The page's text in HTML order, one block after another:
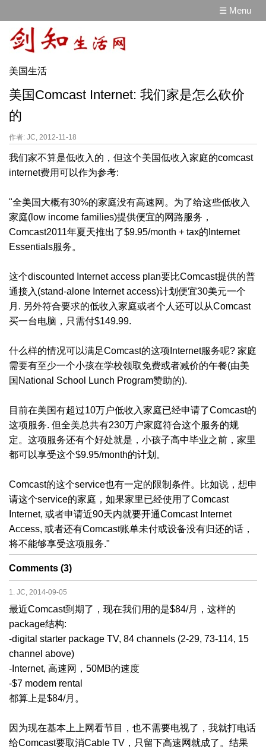
☰ Menu
美国生活
美国Comcast Internet: 我们家是怎么砍价
的
作者: JC, 2012-11-18
我们家不算是低收入的，但这个美国低收入家庭的comcast
internet费用可以作为参考:
"全美国大概有30%的家庭没有高速网。为了给这些低收入
家庭(low income families)提供便宜的网路服务，
Comcast2011年夏天推出了$9.95/month + tax的Internet
Essentials服务。
这个discounted Internet access plan要比Comcast提供的普
通接入(stand-alone Internet access)计划便宜30美元一个
月. 另外符合要求的低收入家庭或者个人还可以从Comcast
买一台电脑，只需付$149.99.
什么样的情况可以满足Comcast的这项Internet服务呢? 家庭
需要有至少一个小孩在学校领取免费或者减价的午餐(由美
国National School Lunch Program赞助的).
目前在美国有超过10万户低收入家庭已经申请了Comcast的
这项服务. 但全美总共有230万户家庭符合这个服务的规
定。这项服务还有个好处就是，小孩子高中毕业之前，家里
都可以享受这个$9.95/month的计划。
Comcast的这个service也有一定的限制条件。比如说，想申
请这个service的家庭，如果家里已经使用了Comcast
Internet, 或者申请近90天内就要开通Comcast Internet
Access, 或者还有Comcast账单未付或设备没有归还的话，
将不能够享受这项服务."
Comments (3)
1. JC, 2014-09-05
最近Comcast到期了，现在我们用的是$84/月，这样的
package结构:
-digital starter package TV, 84 channels (2-29, 73-114, 15
channel above)
-Internet, 高速网，50MB的速度
-$7 modem rental
都算上是$84/月。
因为现在基本上上网看节目，也不需要电视了，我就打电话
给Comcast要取消Cable TV，只留下高速网就成了。结果